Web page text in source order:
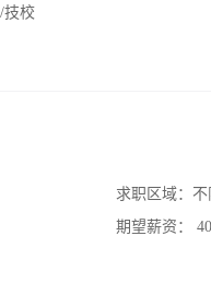
技校
求职区域：
期望薪资：